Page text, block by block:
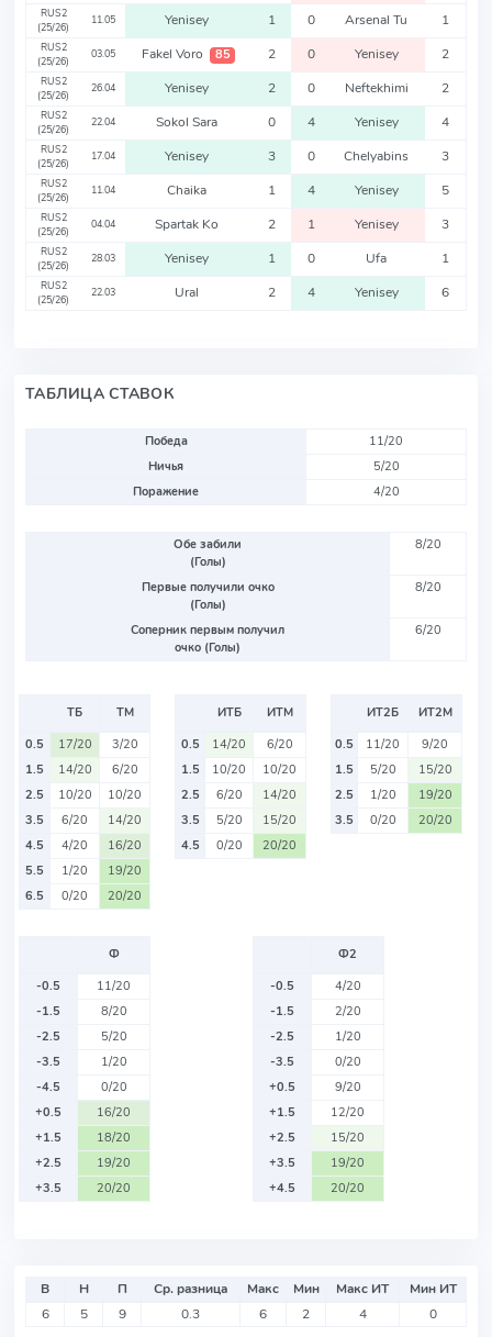
RUS2
(25/26)
11.05 Yenisey 1 0 Arsenal Tu 1
RUS2
(25/26)
03.05 Fakel Voro 85 2 0 Yenisey 2
RUS2
(25/26)
26.04 Yenisey 2 0 Neftekhimi 2
RUS2
(25/26)
22.04 Sokol Sara 0 4 Yenisey 4
RUS2
(25/26)
17.04 Yenisey 3 0 Chelyabins 3
RUS2
(25/26)
11.04 Chaika 1 4 Yenisey 5
RUS2
(25/26)
04.04 Spartak Ko 2 1 Yenisey 3
RUS2
(25/26)
28.03 Yenisey 1 0 Ufa 1
RUS2
(25/26)
22.03 Ural 2 4 Yenisey 6
ТАБЛИЦА СТАВОК
Победа
11/20
Ничья
5/20
Поражение
4/20
Обе забили
(Голы)
8/20
Первые получили очко
(Голы)
8/20
Соперник первым получил
очко (Голы)
6/20
ТБ
ТМ
0.5
17/20
3/20
1.5
14/20
6/20
2.5
10/20
10/20
3.5
6/20
14/20
4.5
4/20
16/20
5.5
1/20
19/20
6.5
0/20 20/20
ИТБ
ИТМ
0.5
14/20
6/20
1.5
10/20
10/20
2.5
6/20
14/20
3.5
5/20
15/20
4.5
0/20 20/20
ИТ2Б
ИТ2М
0.5
11/20
9/20
1.5
5/20
15/20
2.5
1/20
19/20
3.5
0/20 20/20
Ф
-0.5
11/20
-1.5
8/20
-2.5
5/20
-3.5
1/20
-4.5
0/20
+0.5
16/20
+1.5
18/20
+2.5
19/20
+3.5
20/20
Ф2
-0.5
4/20
-1.5
2/20
-2.5
1/20
-3.5
0/20
+0.5
9/20
+1.5
12/20
+2.5
15/20
+3.5
19/20
+4.5
20/20
В Н П Ср. разница Макс Мин Макс ИТ
Мин ИТ
6
5 9 0.3 6 2 4 0